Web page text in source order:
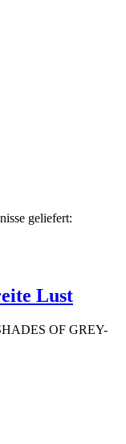
geliefert:
Lust
OF GREY-